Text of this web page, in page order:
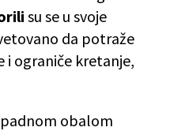
su se u svoje
da potraže
i ograniče kretanje,
obalom